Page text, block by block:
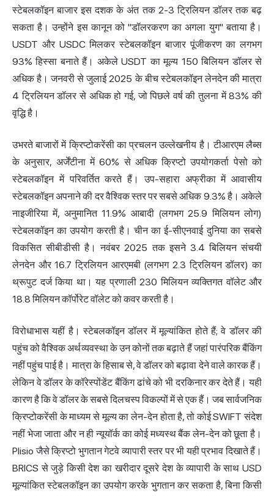
स्टेबलकॉइन बाजार इस दशक के अंत तक 2-3 ट्रिलियन डॉलर तक बढ़
सकता है। उन्होंने इस कानून को "डॉलरकरण का अगला युग" बताया है।
USDT और USDC मिलकर स्टेबलकॉइन बाजार पूंजीकरण का लगभग
93% हिस्सा बनाते हैं। अकेले USDT का मूल्य 150 बिलियन डॉलर से
अधिक है। जनवरी से जुलाई 2025 के बीच स्टेबलकॉइन लेनदेन की मात्रा
4 ट्रिलियन डॉलर से अधिक हो गई, जो पिछले वर्ष की तुलना में 83% की
वृद्धि है।
उभरते बाजारों में क्रिप्टोकरेंसी का प्रचलन उल्लेखनीय है। टीआरएम लैब्स
के अनुसार, अर्जेंटीना में 60% से अधिक क्रिप्टो उपयोगकर्ता पेसो को
स्टेबलकॉइन में परिवर्तित करते हैं। उप-सहारा अफ्रीका में आवासीय
स्टेबलकॉइन अपनाने की दर वैश्विक स्तर पर सबसे अधिक 9.3% है। अकेले
नाइजीरिया में, अनुमानित 11.9% आबादी (लगभग 25.9 मिलियन लोग)
स्टेबलकॉइन का उपयोग करती है। चीन का ई-सीएनवाई दुनिया का सबसे
विकसित सीबीडीसी है। नवंबर 2025 तक इसने 3.4 बिलियन संचयी
लेनदेन और 16.7 ट्रिलियन आरएमबी (लगभग 2.3 ट्रिलियन डॉलर) का
थ्रूपुट दर्ज किया था। यह प्रणाली 230 मिलियन व्यक्तिगत वॉलेट और
18.8 मिलियन कॉर्पोरेट वॉलेट को कवर करती है।
विरोधाभास यहीं है। स्टेबलकॉइन डॉलर में मूल्यांकित होते हैं; वे डॉलर की
पहुंच को वैश्विक अर्थव्यवस्था के उन कोनों तक बढ़ाते हैं जहां पारंपरिक बैंकिंग
नहीं पहुंच पाई है। मात्रा के हिसाब से, वे डॉलर को बढ़ावा देने वाले कारक हैं।
लेकिन वे डॉलर के कॉरेस्पोंडेंट बैंकिंग ढांचे को भी दरकिनार कर देते हैं। यही
कारण है कि वे डॉलर के सबसे दिलचस्प विकल्पों में से एक हैं। जब सार्वजनिक
क्रिप्टोकरेंसी के माध्यम से मूल्य का लेन-देन होता है, तो कोई SWIFT संदेश
नहीं भेजा जाता और न ही न्यूयॉर्क का कोई मध्यस्थ बैंक लेन-देन को छूता है।
Plisio जैसेक्रिप्टो भुगतानगेटवे व्यापारी स्तर पर भी यही प्रभाव दिखाते हैं।
BRICS से जुड़े किसी देश का खरीदार दूसरे देश के व्यापारी के साथ USD
मूल्यांकित स्टेबलकॉइन का उपयोग करके भुगतान कर सकता है, बिना किसी